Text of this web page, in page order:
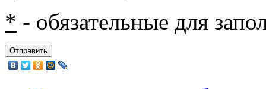
* - обязательные для
Отправить